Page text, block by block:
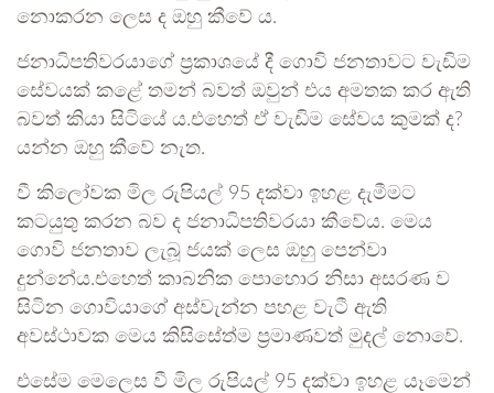
නොකරන ලෙස ද ඔහු කීවේ ය.
ජනාධිපතිවරයාගේ ප්‍රකාශයේ දී ගොවි ජනතාවට වැඩිම
සේවයක් කළේ තමන් බවත් ඔවුන් එය අමතක කර ඇති
බවත් කියා සිටියේ ය.එහෙත් ඒ වැඩිම සේවය කුමක් ද?
යන්න ඔහු කීවේ නැත.
වී කිලෝවක මිල රුපියල් 95 දක්වා ඉහළ දැමීමට
කටයුතු කරන බව ද ජනාධිපතිවරයා කීවේය. මෙය
ගොවි ජනතාව ලැබූ ජයක් ලෙස ඔහු පෙන්වා
දුන්නේය.එහෙත් කාබනික පොහොර නිසා අසරණ ව
සිටින ගොවියාගේ අස්වැන්න පහළ වැටී ඇති
අවස්ථාවක මෙය කිසිසේත්ම ප්‍රමාණවත් මුදල් නොවේ.
එසේම මෙලෙස වී මිල රුපියල් 95 දක්වා ඉහළ යෑමෙන්